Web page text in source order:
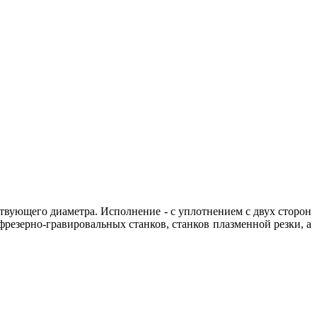
диаметра. Исполнение - с уплотнением с двух сторон
гравировальных станков, станков плазменной резки, а